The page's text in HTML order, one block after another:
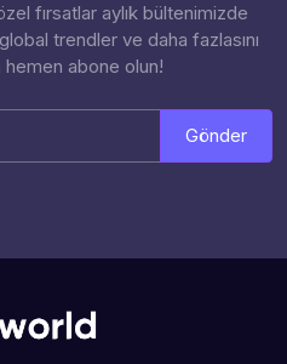
fırsatlar aylık bültenimizde
trendler ve daha fazlasını
hemen abone olun!
Gönder